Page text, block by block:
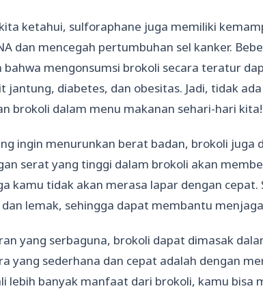
ketahui, sulforaphane juga memiliki
dan mencegah pertumbuhan sel kanker.
bahwa mengonsumsi brokoli secara teratur
jantung, diabetes, dan obesitas. Jadi, tidak
brokoli dalam menu makanan sehari-hari kita!
ingin menurunkan berat badan, brokoli juga
serat yang tinggi dalam brokoli akan
kamu tidak akan merasa lapar dengan cepat.
lemak, sehingga dapat membantu
yang serbaguna, brokoli dapat dimasak
yang sederhana dan cepat adalah dengan
lebih banyak manfaat dari brokoli, kamu bisa